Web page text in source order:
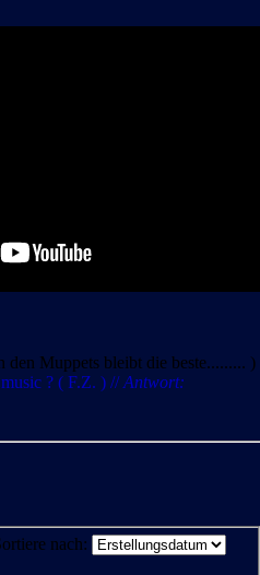
den Muppets bleibt die beste......... )
? ( F.Z. ) //Antwort:
nach: